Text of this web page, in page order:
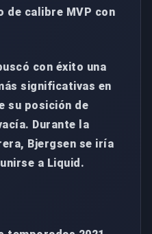
de calibre MVP con
con éxito una
significativas en
su posición de
Durante la
Bjergsen se iría
a Liquid.